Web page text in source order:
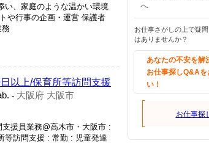
い、家庭のような温かい環境
や行事の企画・運営 保護者
務
以上/保育所等訪問支援
- 大阪府 大阪市
援員業務@高木市・大阪市 :
等訪問支援 : 常勤 : 児童発達
へ
お仕事さがしの上で疑
はありませんか？
あなたの不安を解
お仕事探しQ&Aを
い！
お仕事探